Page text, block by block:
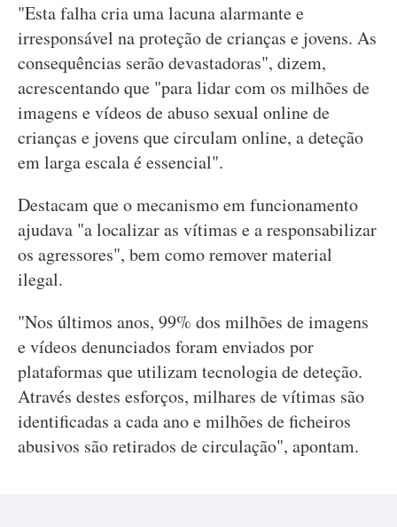
"Esta falha cria uma lacuna alarmante e
irresponsável na proteção de crianças e jovens. As
consequências serão devastadoras", dizem,
acrescentando que "para lidar com os milhões de
imagens e vídeos de abuso sexual online de
crianças e jovens que circulam online, a deteção
em larga escala é essencial".
Destacam que o mecanismo em funcionamento
ajudava "a localizar as vítimas e a responsabilizar
os agressores", bem como remover material
ilegal.
"Nos últimos anos, 99% dos milhões de imagens
e vídeos denunciados foram enviados por
plataformas que utilizam tecnologia de deteção.
Através destes esforços, milhares de vítimas são
identificadas a cada ano e milhões de ficheiros
abusivos são retirados de circulação", apontam.